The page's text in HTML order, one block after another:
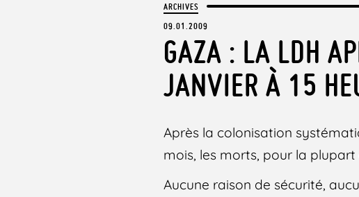
ARCHIVES
09.01.2009
GAZA : LA LDH
JANVIER À 15
Après la colonisation
mois, les morts, pour la plupart
Aucune raison de sécurité,